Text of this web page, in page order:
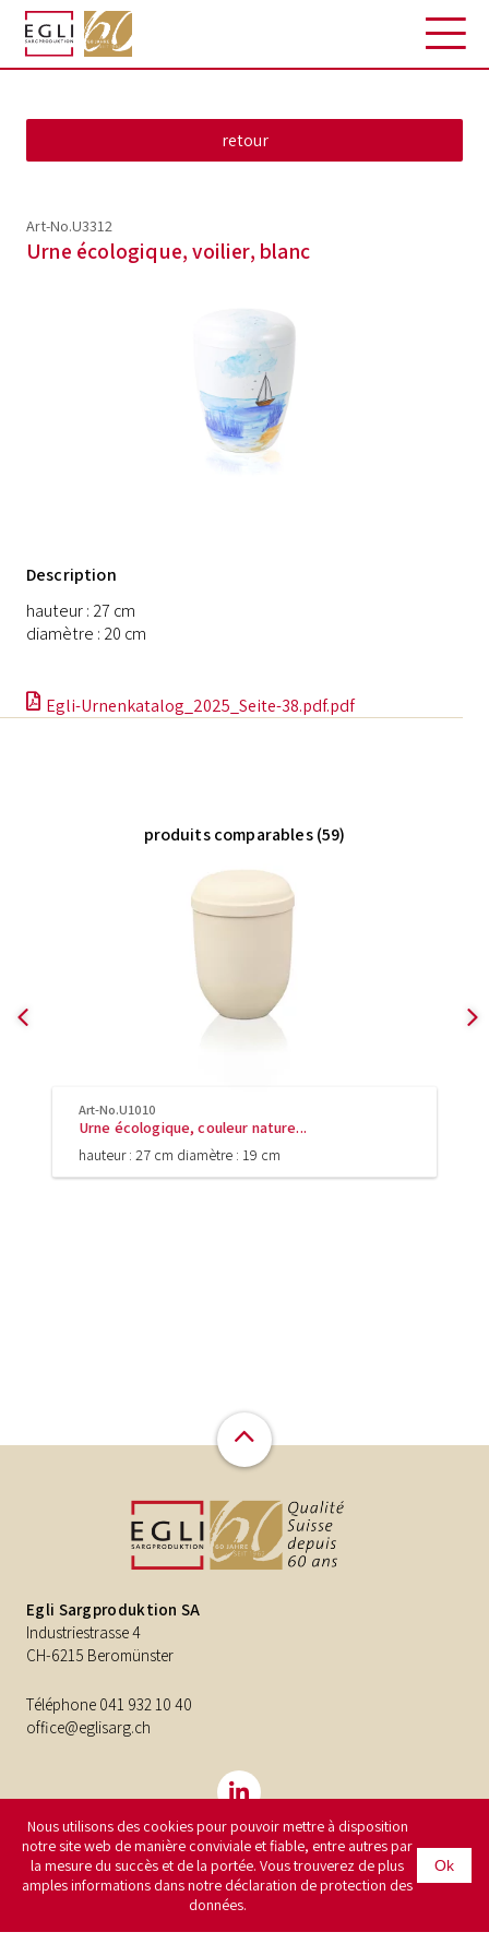
Art-No.U3312
Urne écologique, voilier, blanc
Description
hauteur : 27 cm
diamètre : 20 cm
Egli-Urnenkatalog_2025_Seite-38.pdf.pdf
produits comparables (59)
Art-No.U1010
Urne écologique, couleur nature...
hauteur : 27 cm diamètre : 19 cm
Egli Sargproduktion SA
Industriestrasse 4
CH-6215 Beromünster
Téléphone 041 932 10 40
office@eglisarg.ch
©2026Egli Sargproduktion SA Impressum
Protection des
données
Nous utilisons des cookies pour pouvoir mettre à disposition
notre site web de manière conviviale et fiable, entre autres par
la mesure du succès et de la portée. Vous trouverez de plus
amples informations dans notre déclaration de protection des
données.
Ok